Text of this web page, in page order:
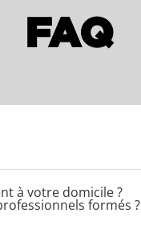
FAQ
à votre domicile ?
formés ?